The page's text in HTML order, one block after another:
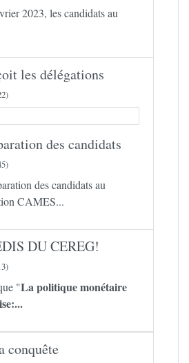
2023, les candidats au
les délégations
des candidats
des candidats au
CAMES...
DU CEREG!
"La politique monétaire
conquête